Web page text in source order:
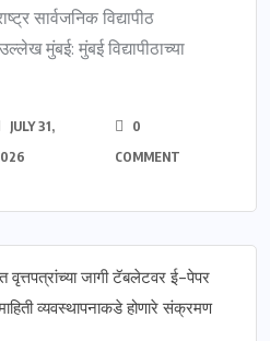
सार्वजनिक विद्यापीठ
मुंबई: मुंबई विद्यापीठाच्या
JULY 31,
0
COMMENT